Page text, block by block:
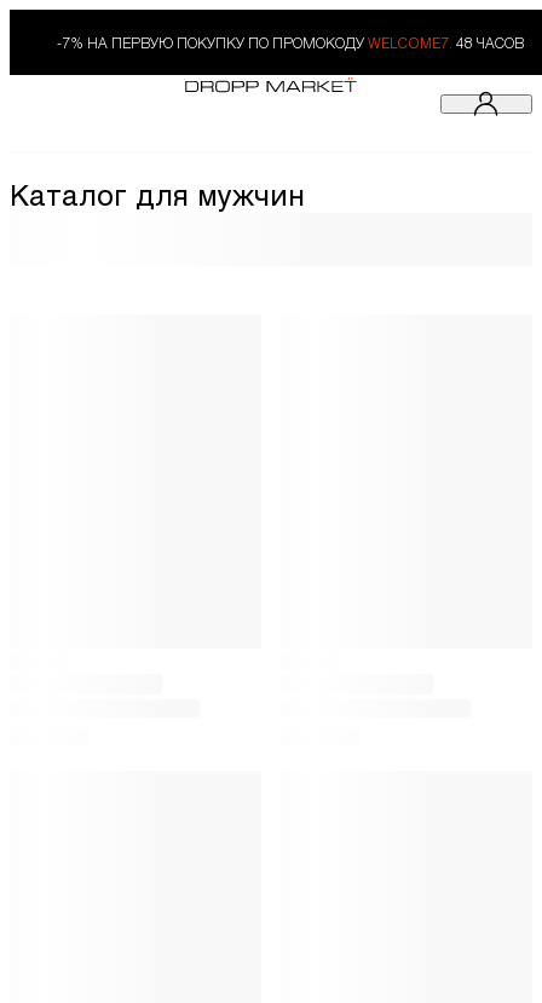
-7% НА ПЕРВУЮ ПОКУПКУ ПО ПРОМОКОДУ WELCOME7. 48 ЧАСОВ
Каталог для мужчин